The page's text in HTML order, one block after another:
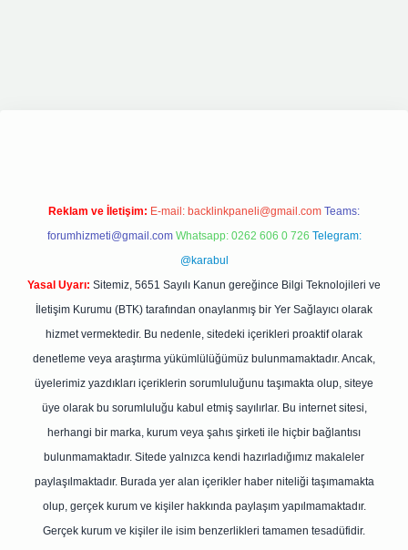
Reklam ve İletişim: E-mail: backlinkpaneli@gmail.com Teams:
forumhizmeti@gmail.com Whatsapp: 0262 606 0 726 Telegram:
@karabul
Yasal Uyarı: Sitemiz, 5651 Sayılı Kanun gereğince Bilgi Teknolojileri ve
İletişim Kurumu (BTK) tarafından onaylanmış bir Yer Sağlayıcı olarak
hizmet vermektedir. Bu nedenle, sitedeki içerikleri proaktif olarak
denetleme veya araştırma yükümlülüğümüz bulunmamaktadır. Ancak,
üyelerimiz yazdıkları içeriklerin sorumluluğunu taşımakta olup, siteye
üye olarak bu sorumluluğu kabul etmiş sayılırlar. Bu internet sitesi,
herhangi bir marka, kurum veya şahıs şirketi ile hiçbir bağlantısı
bulunmamaktadır. Sitede yalnızca kendi hazırladığımız makaleler
paylaşılmaktadır. Burada yer alan içerikler haber niteliği taşımamakta
olup, gerçek kurum ve kişiler hakkında paylaşım yapılmamaktadır.
Gerçek kurum ve kişiler ile isim benzerlikleri tamamen tesadüfidir.